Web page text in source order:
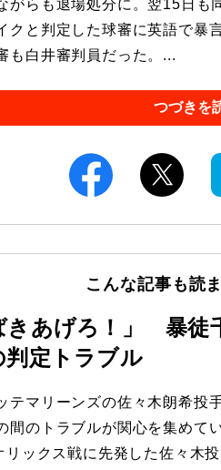
がらも退場処分に。翌15日も
クと判定した球審に英語で暴
も白井審判員だった。...
つづきを
こんな記事も読
きあげろ！」 暴徒
判定トラブル
マリーンズの佐々木朗希投
間のトラブルが関心を集めて
リックス戦に先発した佐々木投